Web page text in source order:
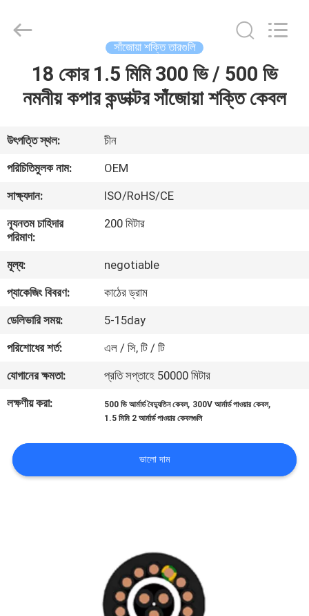
আমাদের
সম্পর্কে
কারখানা
ভ্রমণ
মান
নিয়ন্ত্রণ
যোগাযোগ
করুন
উদ্ধৃতির
জন্য
Management
Services
সাঁজোয়া শক্তি তারগুলি
18 কোর 1.5 মিমি 300 ভি / 500 ভি
নমনীয় কপার কন্ডাক্টর সাঁজোয়া শক্তি কেবল
উৎপত্তি স্থল:
চীন
পরিচিতিমুলক নাম:
OEM
সাক্ষ্যদান:
ISO/RoHS/CE
ন্যূনতম চাহিদার
পরিমাণ:
200 মিটার
মূল্য:
negotiable
প্যাকেজিং বিবরণ:
কাঠের ড্রাম
ডেলিভারি সময়:
5-15day
পরিশোধের শর্ত:
এল / সি, টি / টি
যোগানের ক্ষমতা:
প্রতি সপ্তাহে 50000 মিটার
লক্ষণীয় করা:
500 ভি আর্মার্ড বৈদ্যুতিন কেবল, 300V আর্মার্ড পাওয়ার কেবল,
1.5 মিমি 2 আর্মার্ড পাওয়ার কেবলগুলি
ভালো দাম